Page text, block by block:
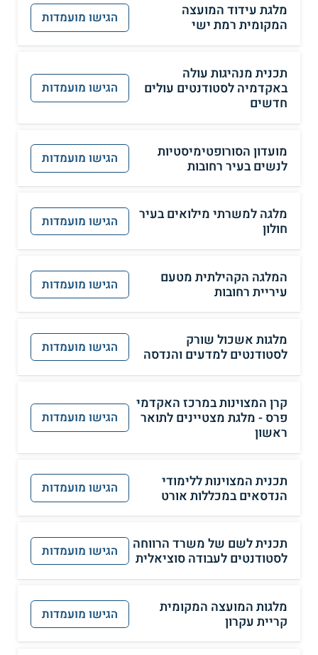
מלגת עידוד המועצה
המקומית רמת ישי
הגישו מועמדות
תכנית מנהיגות עולה
באקדמיה לסטודנטים עולים
חדשים
הגישו מועמדות
מועדון הסורופטימיסטיות
לנשים בעיר רחובות
הגישו מועמדות
מלגה למשרתי מילואים בעיר
חולון
הגישו מועמדות
המלגה הקהילתית מטעם
עיריית רחובות
הגישו מועמדות
מלגות אשכול שורק
לסטודנטים למדעים והנדסה
הגישו מועמדות
קרן המצוינות במרכז האקדמי
פרס - מלגת מצטיינים לתואר
ראשון
הגישו מועמדות
תכנית המצוינות ללימודי
הנדסאים במכללות אורט
הגישו מועמדות
תכנית לשם של משרד הרווחה
לסטודנטים לעבודה סוציאלית
הגישו מועמדות
מלגות המועצה המקומית
קריית עקרון
הגישו מועמדות